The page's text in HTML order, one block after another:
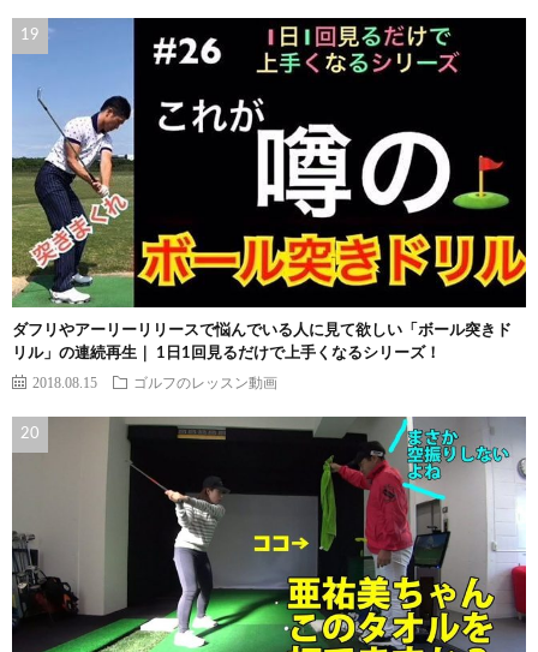
ダフリやアーリーリリースで悩んでいる人に見て欲しい「ボール突きド
リル」の連続再生｜ 1日1回見るだけで上手くなるシリーズ！
2018.08.15 ゴルフのレッスン動画